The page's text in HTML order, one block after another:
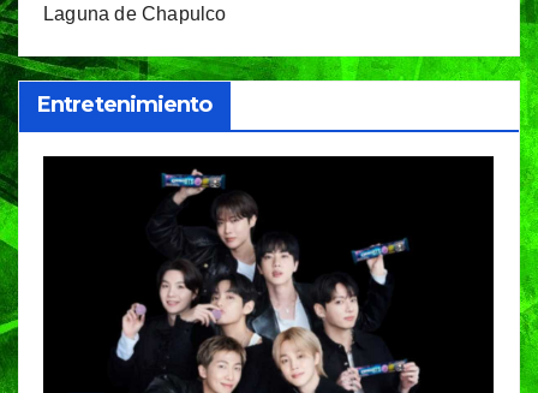
Laguna de Chapulco
Entretenimiento